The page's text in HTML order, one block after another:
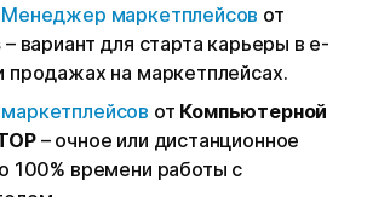
маркетплейсов от
– вариант для старта карьеры в e-
продажах на маркетплейсах.
от Компьютерной
– очное или дистанционное
100% времени работы с